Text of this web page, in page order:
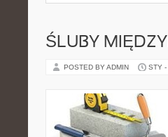
ŚLUBY
POSTED BY ADMIN STY